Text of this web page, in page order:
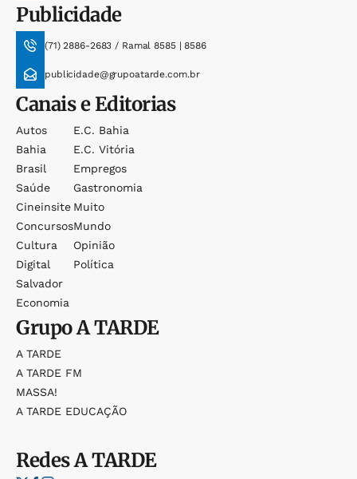
Publicidade
(71) 2886-2683 / Ramal 8585 | 8586
publicidade@grupoatarde.com.br
Canais e Editorias
Autos
Bahia
Brasil
Saúde
Cineinsite
Concursos
Cultura
Digital
Salvador
Economia
E.c. Bahia
E.c. Vitória
Empregos
Gastronomia
Muito
Mundo
Opinião
Política
GrupoA TARDE
A TARDE
A TARDE FM
MASSA!
A TARDE EDUCAÇÃO
RedesA TARDE